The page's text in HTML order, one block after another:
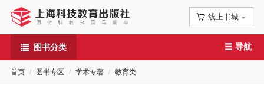
线上书城
图书分类
首
页
导航
首页 图书专区 学术专著 教育类